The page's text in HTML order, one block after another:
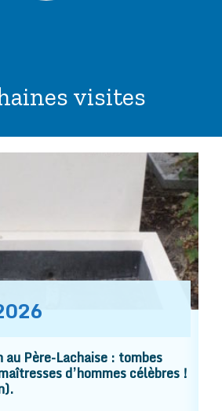
visites
au Père-Lachaise : tombes
d’hommes célèbres !